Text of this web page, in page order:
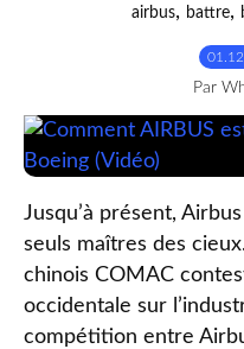
airbus, battre,
Par
Jusqu’à présent,
seuls maîtres des
chinois COMAC
occidentale sur
compétition entre